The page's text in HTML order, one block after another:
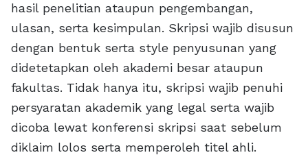
hasil penelitian ataupun pengembangan,
ulasan, serta kesimpulan. Skripsi wajib disusun
dengan bentuk serta style penyusunan yang
didetetapkan oleh akademi besar ataupun
fakultas. Tidak hanya itu, skripsi wajib penuhi
persyaratan akademik yang legal serta wajib
dicoba lewat konferensi skripsi saat sebelum
diklaim lolos serta memperoleh titel ahli.